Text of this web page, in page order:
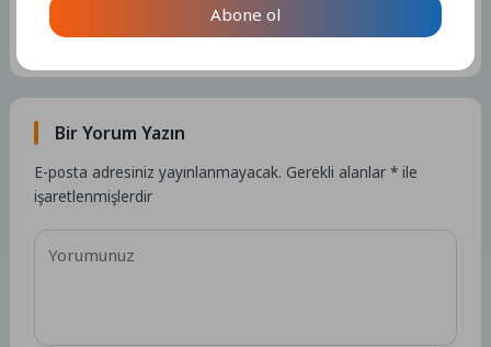
Kullanıcıya ait herhangi bir sosyal medya veya iletişim bilgisi
bulunmamaktadır.
Bir Yorum Yazın
E-posta adresiniz yayınlanmayacak. Gerekli alanlar* ile
işaretlenmişlerdir
Abone ol